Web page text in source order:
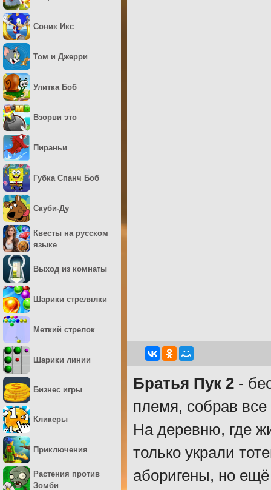
Братья Пук 2 -
племя, собрав
На деревню, где
только украли
аборигены, но
Соник Икс
Том и Джерри
Улитка Боб
Взорви это
Пираньи
Губка Спанч Боб
Скуби-Ду
Квесты на русском
языке
Выход из комнаты
Шарики стрелялки
Меткий стрелок
Шарики линии
Бизнес игры
Кликеры
Приключения
Растения против
Зомби